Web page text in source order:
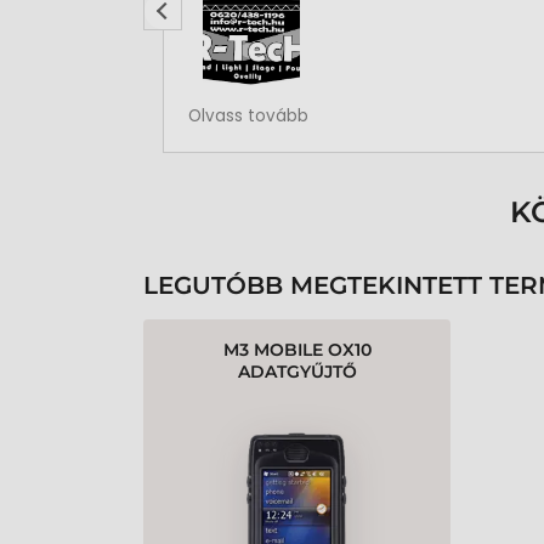
Rendben volt a rendelésem
Olvass tovább
LEGUTÓBB MEGTEKINTETT
M3 MOBILE OX10
ADATGYŰJTŐ